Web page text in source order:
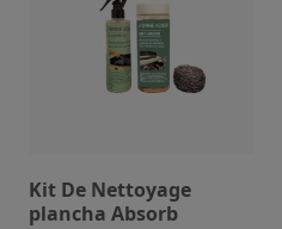
Kit De Nettoyage
plancha Absorb